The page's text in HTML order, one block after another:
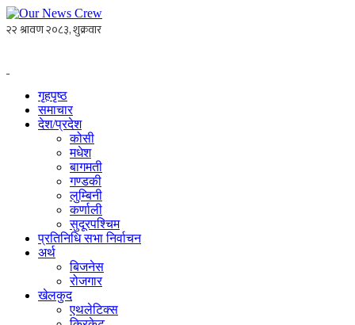
गृहपृष्ठ
समाचार
देश/प्रदेश
कोसी
मधेश
बागमती
गण्डकी
लुम्बिनी
कर्णाली
सुदूरपश्चिम
प्रतिनिधि सभा निर्वाचन
अर्थ
बिजनेस
रोजगार
खेलकुद
एथलेटिक्स